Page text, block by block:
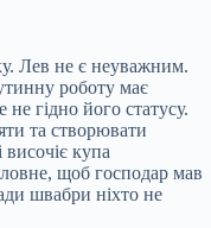
Лев не є неуважним.
роботу має
гідно його статусу.
та створювати
купа
щоб господар мав
швабри ніхто не